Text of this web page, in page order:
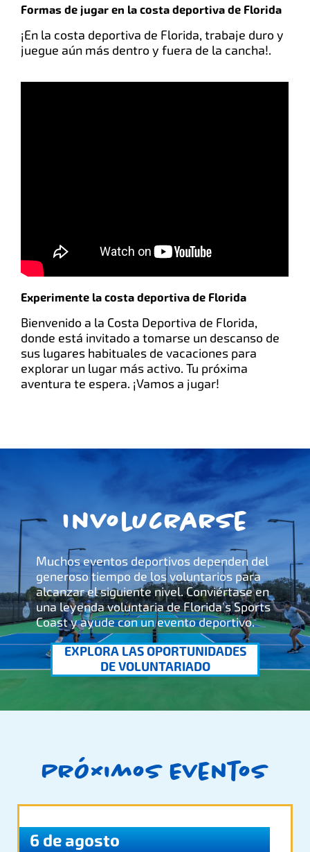
Formas de jugar en la costa deportiva de Florida
¡En la costa deportiva de Florida, trabaje duro y
juegue aún más dentro y fuera de la cancha!.
Experimente la costa deportiva de Florida
Bienvenido a la Costa Deportiva de Florida,
donde está invitado a tomarse un descanso de
sus lugares habituales de vacaciones para
explorar un lugar más activo. Tu próxima
aventura te espera. ¡Vamos a jugar!
Involucrarse
Muchos eventos deportivos dependen del
generoso tiempo de los voluntarios para
alcanzar el siguiente nivel. Conviértase en
una leyenda voluntaria de Florida's Sports
Coast y ayude con un evento deportivo.
EXPLORA LAS OPORTUNIDADES
DE VOLUNTARIADO
Próximos Eventos
6 de agosto